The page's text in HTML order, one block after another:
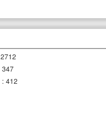
2712
347
: 412